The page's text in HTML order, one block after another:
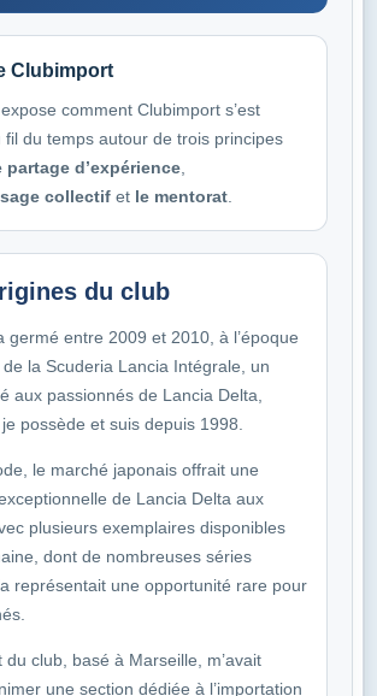
Clubimport
comment Clubimport s’est
fil du temps autour de trois principes
partage d’expérience
collectif et le mentorat
du club
germé entre 2009 et 2010, à l’époque
la Scuderia Lancia Intégrale, un
aux passionnés de Lancia Delta,
possède et suis depuis 1998.
le marché japonais offrait une
de Lancia Delta aux
plusieurs exemplaires disponibles
dont de nombreuses séries
représentait une opportunité rare pour
du club, basé à Marseille, m’avait
une section dédiée à l’importation